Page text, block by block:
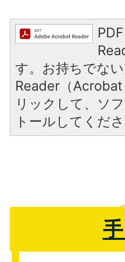
す。お持ちでな
Reader（
リックして、ソ
トールしてくださ